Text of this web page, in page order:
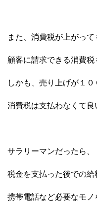
また、消費税が上がって
顧客に請求できる消費税
しかも、売り上げが１０
消費税は支払わなくて良
サラリーマンだったら、
税金を支払った後での給
携帯電話など必要なモノ